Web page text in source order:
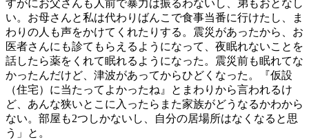
すがにお父さんも人前で暴力は振るわないし、弟もおとなし
い。お母さんと私は代わりばんこで食事当番に行けたし、ま
わりの人も声をかけてくれたりする。震災があったから、お
医者さんにも診てもらえるようになって、夜眠れないことを
話したら薬をくれて眠れるようになった。震災前も眠れてな
かったんだけど、津波があってからひどくなった。『仮設
（住宅）に当たってよかったね』とまわりから言われるけ
ど、あんな狭いとこに入ったらまた家族がどうなるかわから
ない。部屋も2つしかないし、自分の居場所はなくなると思
う」と。